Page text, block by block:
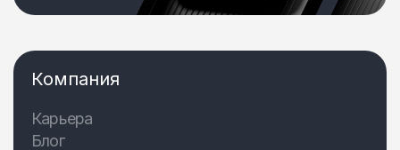
Компания
Карьера
Блог